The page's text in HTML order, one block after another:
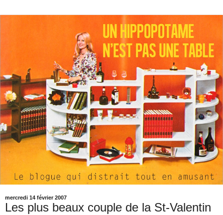
mercredi 14 février 2007
Les plus beaux couple de la St-Valentin